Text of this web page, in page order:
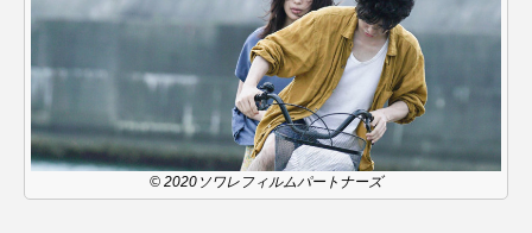
TAG LIST
12月号
1975年のケルン・コンサート 1学期 1年生
© 2020ソワレフィルムパートナーズ